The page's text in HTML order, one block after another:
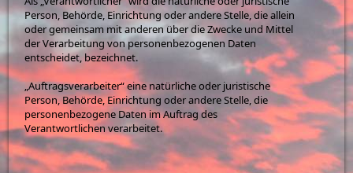
Person, Behörde, Einrichtung oder andere Stelle, die allein
oder gemeinsam mit anderen über die Zwecke und Mittel
der Verarbeitung von personenbezogenen Daten
entscheidet, bezeichnet.
„Auftragsverarbeiter“ eine natürliche oder juristische
Person, Behörde, Einrichtung oder andere Stelle, die
personenbezogene Daten im Auftrag des
Verantwortlichen verarbeitet.